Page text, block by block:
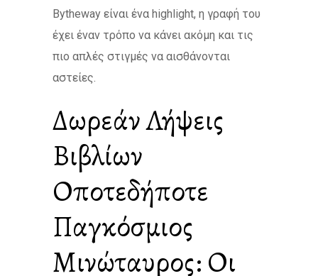
Bytheway είναι ένα highlight, η γραφή του
έχει έναν τρόπο να κάνει ακόμη και τις
πιο απλές στιγμές να αισθάνονται
αστείες.
Δωρεάν Λήψεις
Βιβλίων
Οποτεδήποτε
Παγκόσμιος
Μινώταυρος: Οι